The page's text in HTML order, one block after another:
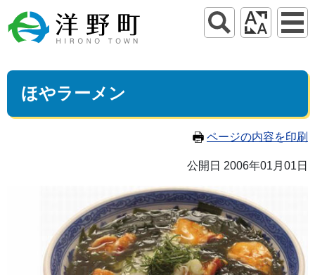
ほやラーメン
ページの内容を印刷
公開日 2006年01月01日